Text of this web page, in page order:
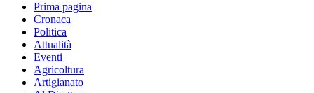
Prima pagina
Cronaca
Politica
Attualità
Eventi
Agricoltura
Artigianato